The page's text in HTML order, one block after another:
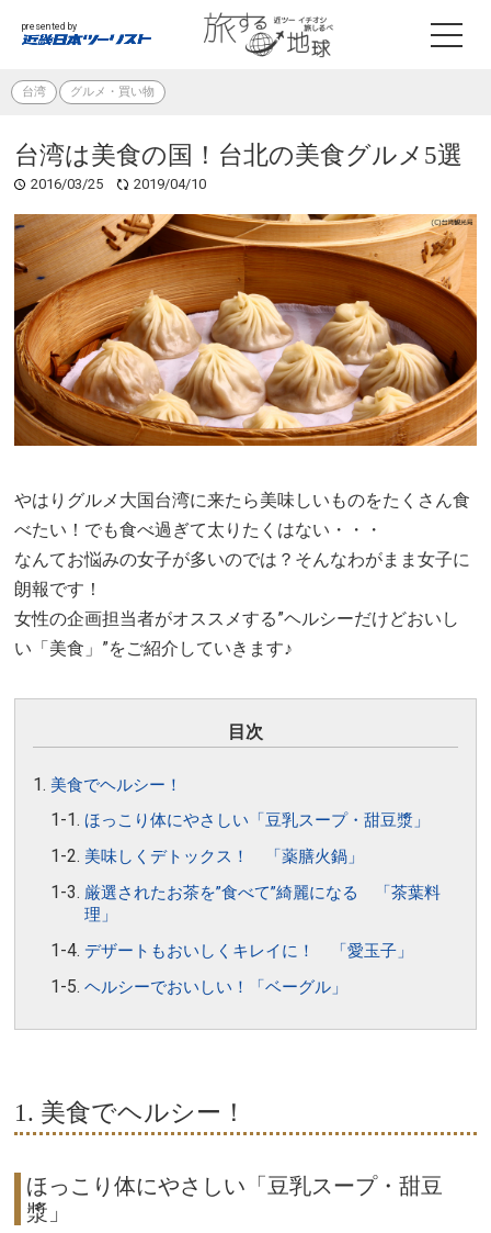
presented by
台湾 グルメ・買い物
台湾は美食の国！台北の美食グルメ5選
2016/03/25 2019/04/10
やはりグルメ大国台湾に来たら美味しいものをたくさん食
べたい！でも食べ過ぎて太りたくはない・・・
なんてお悩みの女子が多いのでは？そんなわがまま女子に
朗報です！
女性の企画担当者がオススメする”ヘルシーだけどおいし
い「美食」”をご紹介していきます♪
目次
美食でヘルシー！
ほっこり体にやさしい「豆乳スープ・甜豆漿」
美味しくデトックス！ 「薬膳火鍋」
厳選されたお茶を”食べて”綺麗になる 「茶葉料
理」
デザートもおいしくキレイに！ 「愛玉子」
ヘルシーでおいしい！「ベーグル」
1. 美食でヘルシー！
ほっこり体にやさしい「豆乳スープ・甜豆
漿」